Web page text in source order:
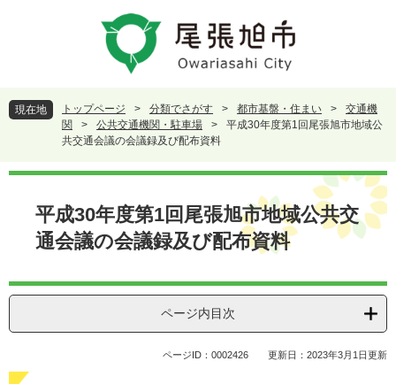
頭
で
飛
ば
本
現在地 トップページ > 分類でさがす > 都市基盤・住まい >
交通機
関
> 公共交通機関・駐車場 >
平成30年度第1回尾張旭市地域公
共交通会議の会議録及び配布資料
本
平成30年度第1回尾張旭市地域公共交
通会議の会議録及び配布資料
ページ内目次
ページID：0002426 更新日：2023年3月1日更新